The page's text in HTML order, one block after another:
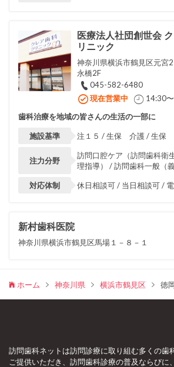
医療法人社団創世会
リニック
神奈川県横浜市鶴見区元
永橋2F
045-582-6480
現在営業中
14:30
歯科治療を地域の皆さんの生活の一部に
施設基準 注１５ / 生保 介護 / 生保
注力分野
訪問口腔ケア（訪問歯科衛
理指導） / 訪問歯科一般（義
対応体制 休日相談可 / 当日相談可 /
新村歯科医院
神奈川県横浜市鶴見区馬場１－８－１
ホーム 神奈川県 横浜市鶴見区 徳
訪問歯科ネットは訪問診療に取り組む多くの歯
ご提供いただき、訪問歯科診療の普及ならびに